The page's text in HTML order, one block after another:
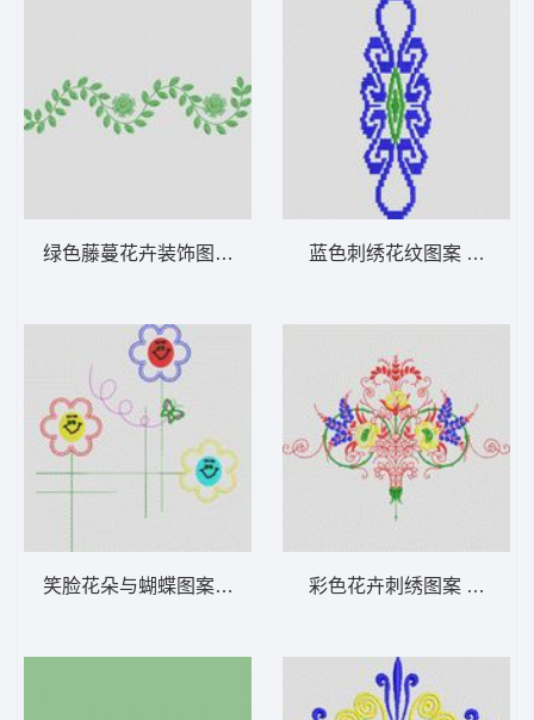
绿色藤蔓花卉装饰图案 植物花型
笑脸花朵与蝴蝶图案 植物花型
蓝色刺绣花纹图案 植物花
彩色花卉刺绣图案 植物花